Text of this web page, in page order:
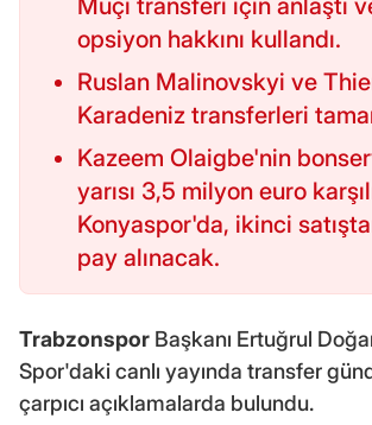
Muçi transferi için anlaştı
opsiyon hakkını kullandı.
Ruslan Malinovskyi ve
Karadeniz transferleri
Kazeem Olaigbe'nin
yarısı 3,5 milyon euro
Konyaspor'da, ikinci
pay alınacak.
Trabzonspor Başkanı Ertuğrul
Spor'daki canlı yayında transfer
çarpıcı açıklamalarda bulundu.